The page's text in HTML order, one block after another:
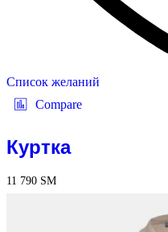
Список желаний
Compare
Куртка
11 790 ЅМ